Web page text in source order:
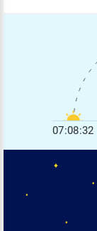
07:08:32